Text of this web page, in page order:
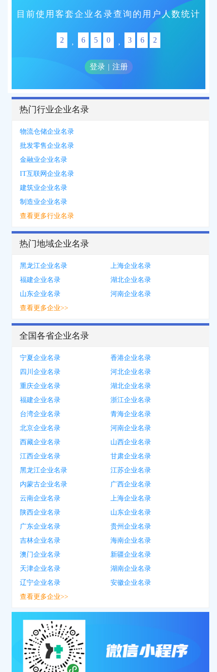
目前使用客套企业名录查询的用户人数统计
2 , 6 5 0 , 3 6 2
登录 | 注册
热门行业企业名录
物流仓储企业名录
批发零售企业名录
金融业企业名录
IT互联网企业名录
建筑业企业名录
制造业企业名录
查看更多行业名录
热门地域企业名录
黑龙江企业名录
上海企业名录
福建企业名录
湖北企业名录
山东企业名录
河南企业名录
查看更多企业>>
全国各省企业名录
宁夏企业名录
香港企业名录
四川企业名录
河北企业名录
重庆企业名录
湖北企业名录
福建企业名录
浙江企业名录
台湾企业名录
青海企业名录
北京企业名录
河南企业名录
西藏企业名录
山西企业名录
江西企业名录
甘肃企业名录
黑龙江企业名录
江苏企业名录
内蒙古企业名录
广西企业名录
云南企业名录
上海企业名录
陕西企业名录
山东企业名录
广东企业名录
贵州企业名录
吉林企业名录
海南企业名录
澳门企业名录
新疆企业名录
天津企业名录
湖南企业名录
辽宁企业名录
安徽企业名录
查看更多企业>>